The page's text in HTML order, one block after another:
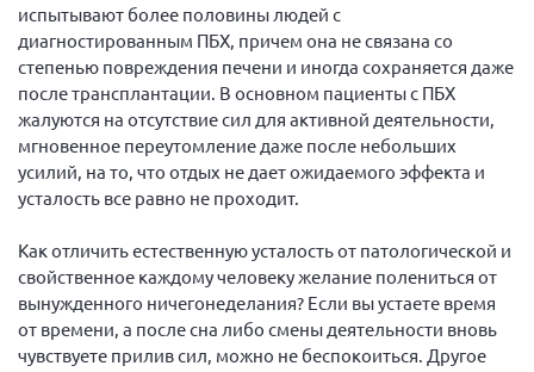
испытывают более половины людей с
диагностированным ПБХ, причем она не связана со
степенью повреждения печени и иногда сохраняется даже
после трансплантации. В основном пациенты с ПБХ
жалуются на отсутствие сил для активной деятельности,
мгновенное переутомление даже после небольших
усилий, на то, что отдых не дает ожидаемого эффекта и
усталость все равно не проходит.
Как отличить естественную усталость от патологической и
свойственное каждому человеку желание полениться от
вынужденного ничегонеделания? Если вы устаете время
от времени, а после сна либо смены деятельности вновь
чувствуете прилив сил, можно не беспокоиться. Другое